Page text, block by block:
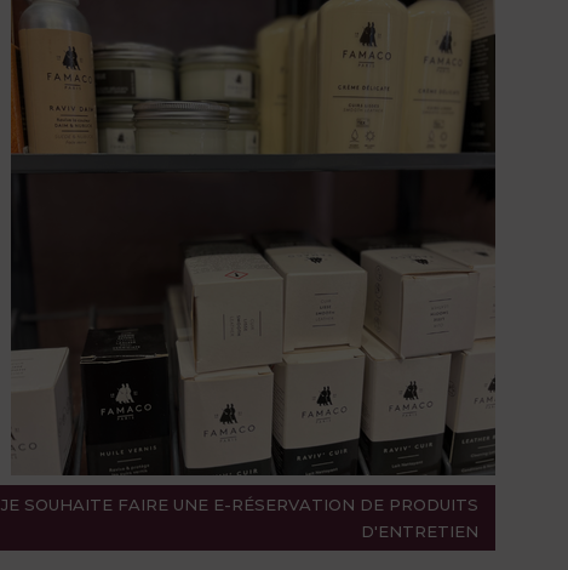
JE SOUHAITE FAIRE UNE E-RÉSERVATION DE PRODUITS
D'ENTRETIEN